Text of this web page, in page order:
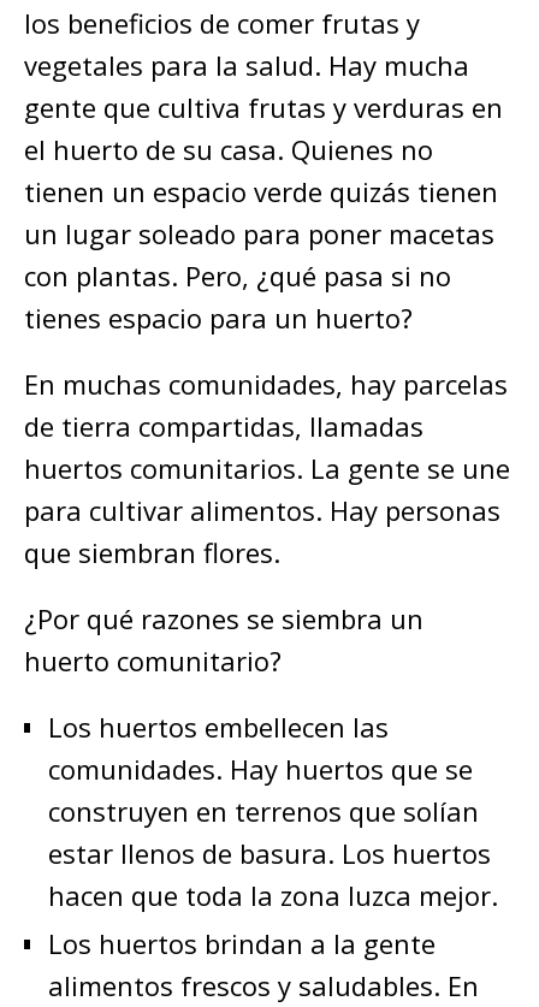
los beneficios de comer frutas y
vegetales para la salud. Hay mucha
gente que cultiva frutas y verduras en
el huerto de su casa. Quienes no
tienen un espacio verde quizás tienen
un lugar soleado para poner macetas
con plantas. Pero, ¿qué pasa si no
tienes espacio para un huerto?
En muchas comunidades, hay parcelas
de tierra compartidas, llamadas
huertos comunitarios. La gente se une
para cultivar alimentos. Hay personas
que siembran flores.
¿Por qué razones se siembra un
huerto comunitario?
Los huertos embellecen las
comunidades. Hay huertos que se
construyen en terrenos que solían
estar llenos de basura. Los huertos
hacen que toda la zona luzca mejor.
Los huertos brindan a la gente
alimentos frescos y saludables. En